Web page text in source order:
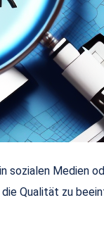
Medien
Qualität zu